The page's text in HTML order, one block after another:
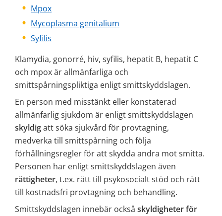
Mpox
Mycoplasma genitalium
Syfilis
Klamydia, gonorré, hiv, syfilis, hepatit B, hepatit C
och mpox är allmänfarliga och
smittspårningspliktiga enligt smittskyddslagen.
En person med misstänkt eller konstaterad
skyldig att söka sjukvård för provtagning,
medverka till smittspårning och följa
förhållningsregler för att skydda andra mot smitta.
rättigheter, t.ex. rätt till psykosocialt stöd och rätt
till kostnadsfri provtagning och behandling.
Smittskyddslagen innebär också skyldigheter för